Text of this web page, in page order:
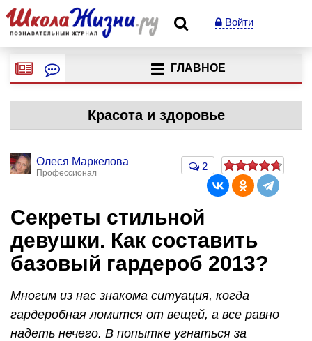
Войти
ГЛАВНОЕ
Красота и здоровье
Олеся Маркелова
Профессионал
2
Секреты стильной
девушки. Как составить
базовый гардероб 2013?
Многим из нас знакома ситуация, когда
гардеробная ломится от вещей, а все равно
надеть нечего. В попытке угнаться за